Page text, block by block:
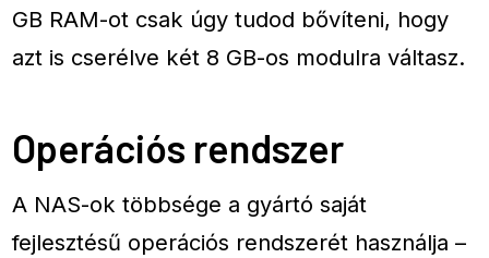
GB RAM-ot csak úgy tudod bővíteni, hogy
azt is cserélve két 8 GB-os modulra váltasz.
Operációs rendszer
A NAS-ok többsége a gyártó saját
fejlesztésű operációs rendszerét használja –